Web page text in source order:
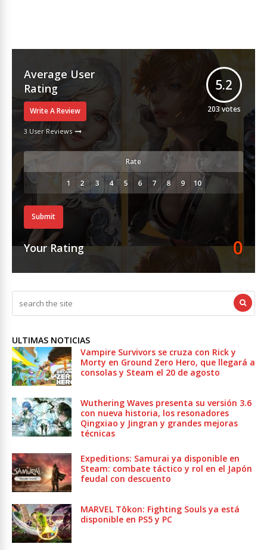
Average User
Rating
Write A Review
3 User Reviews
5.2
203votes
Rate
Submit
Your Rating 0
ULTIMAS NOTICIAS
Vampire Survivors se cruza con Rick y
Morty en Ground Zero Hero, que llegará a
consolas y Steam el 20 de agosto
Wuthering Waves presenta su versión 3.6
con nueva historia, los resonadores
Qingxiao y Jingran y grandes mejoras
técnicas
Expeditions: Samurai ya disponible en
Steam: combate táctico y rol en el Japón
feudal con descuento
MARVEL Tōkon: Fighting Souls ya está
disponible en PS5 y PC